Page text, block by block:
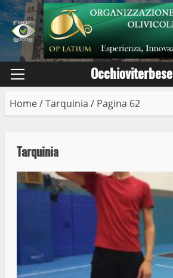
Skip
to
content
Primary
Occhioviterbese
Home/Tarquinia / Pagina 62
Tarquinia